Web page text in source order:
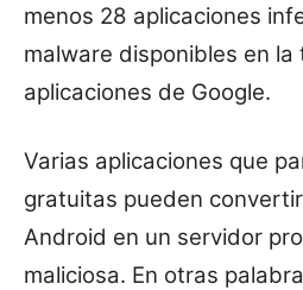
menos 28 aplicaciones
malware disponibles en la
aplicaciones de Google.
Varias aplicaciones que
gratuitas pueden
Android en un servidor
maliciosa. En otras